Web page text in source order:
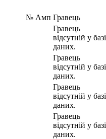
№ Амп Гравець
Гравець
відсутній у базі
даних.
Гравець
відсутній у базі
даних.
Гравець
відсутній у базі
даних.
Гравець
відсутній у базі
даних.